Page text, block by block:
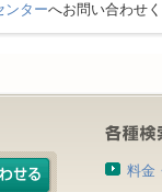
ンターへお問い合わせく
料金